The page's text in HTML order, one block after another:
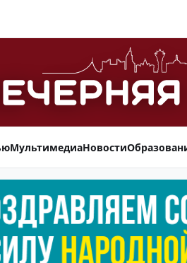
МультимедиаНовости